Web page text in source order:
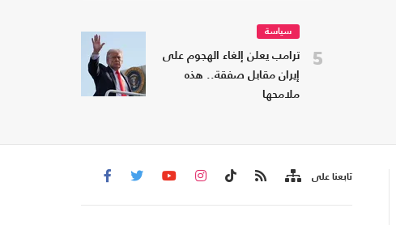
5
سياسة
ترامب يعلن إلغاء الهجوم على
إيران مقابل صفقة.. هذه
ملامحها
تابعنا على